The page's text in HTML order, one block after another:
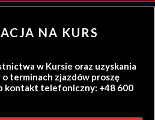
NA KURS
w Kursie oraz uzyskania
terminach zjazdów proszę
kontakt telefoniczny: +48 600